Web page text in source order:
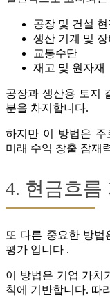
공장 및 건설
생산 기계 및 장
교통수단
재고 및 원자재
공장과 생산용 토지
분을 차지합니다.
하지만 이 방법은 주
미래 수익 창출 잠재
4. 현금흐름
또 다른 중요한 방법
평가 입니다 .
이 방법은 기업 가치
칙에 기반합니다. 따